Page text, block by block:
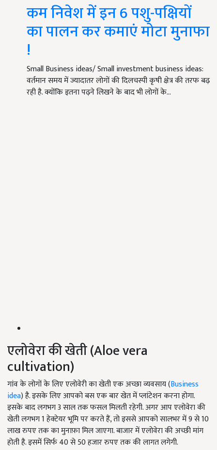
कम निवेश में इन 6 पशु-पक्षियों
का पालन कर कमाएं मोटा मुनाफा
!
Small Business ideas/ Small investment business ideas:
वर्तमान समय में ज्यादातर लोगों की दिलचस्पी कृषी क्षेत्र की तरफ बढ़
रही है. क्योंकि इतना पढ़ने लिखने के बाद भी लोगों के…
एलोवेरा की खेती (Aloe vera
cultivation)
गांव के लोगों के लिए एलोवेरी का खेती एक अच्छा व्यवसाय (Business
idea) है. इसके लिए आपको बस एक बार खेत में प्लांटेशन करना होगा.
इसके बाद लगभग 3 साल तक फसल मिलती रहेगी. अगर आप एलोवेरा की
खेती लगभग 1 हेक्टेयर भूमि पर करते हैं, तो इससे आपको सालभर में 9 से 10
लाख रुपए तक का मुनाफ़ा मिल जाएगा. बाजार में एलोवेरा की अच्छी मांग
होती है. इसमें सिर्फ 40 से 50 हजार रुपए तक की लागत लगेगी.